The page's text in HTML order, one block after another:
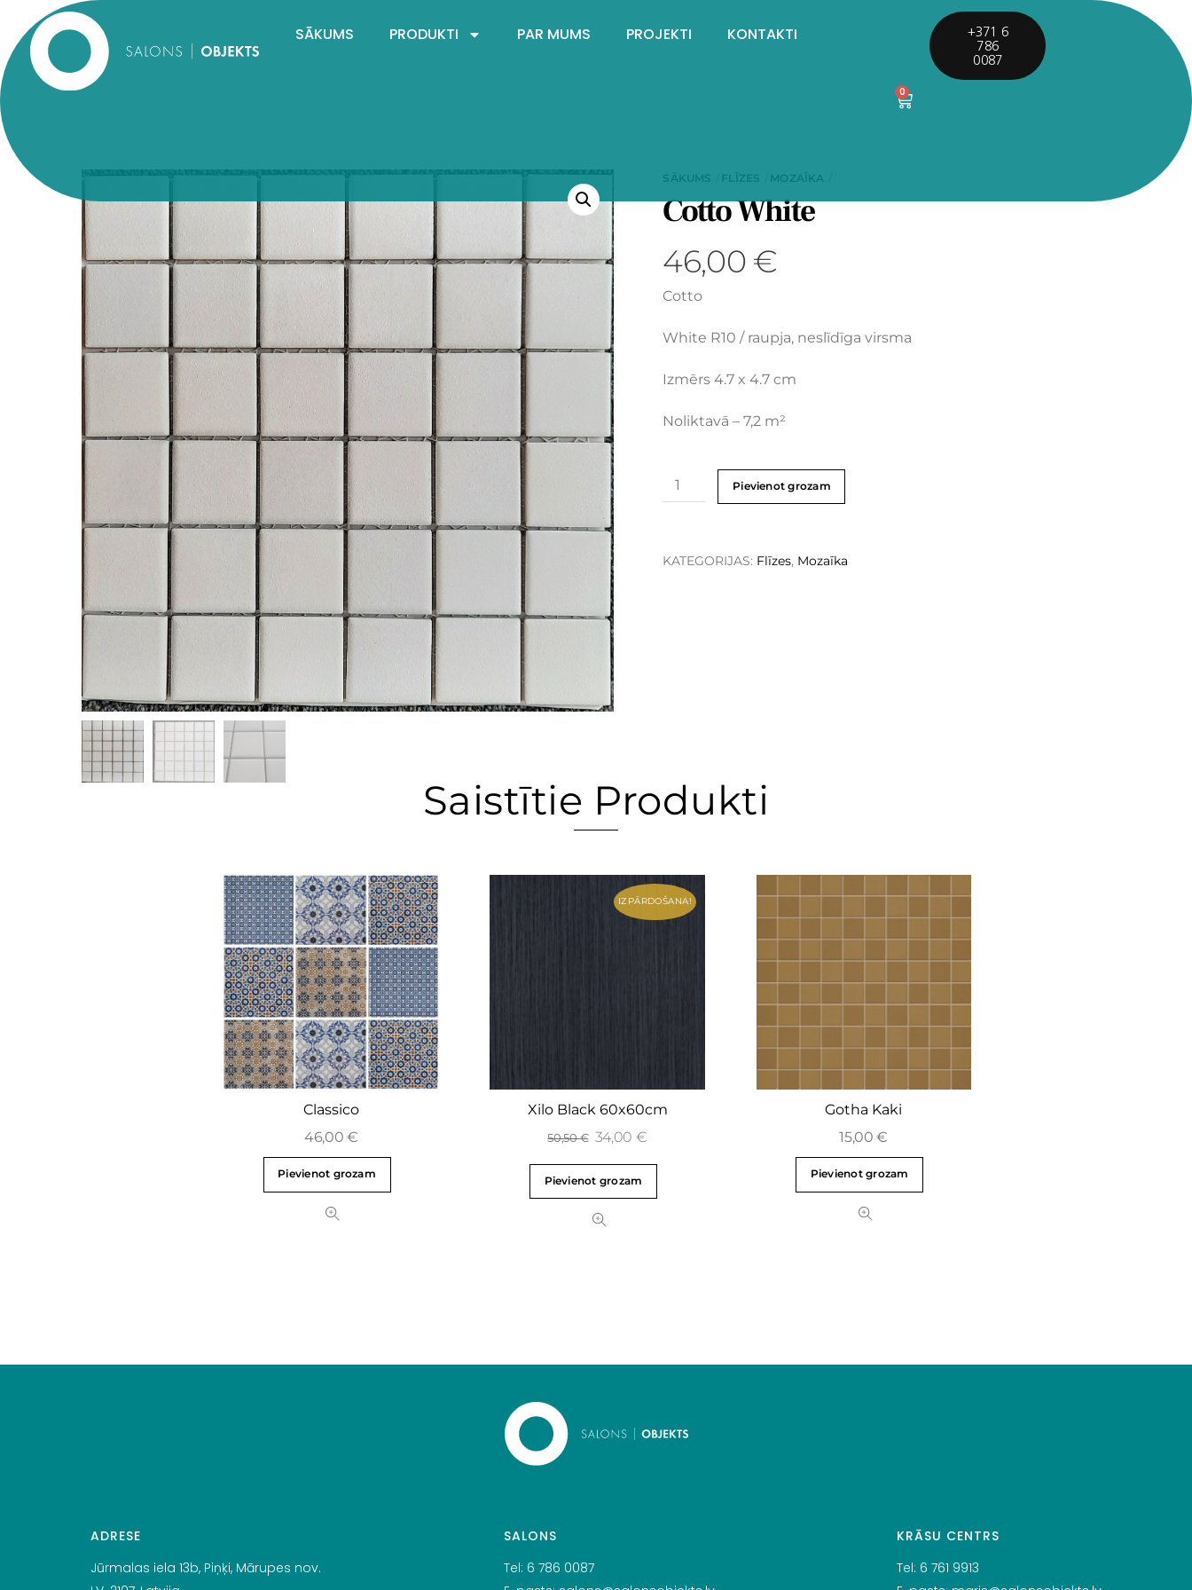
SĀKUMS PRODUKTI PAR MUMS PROJEKTI KONTAKTI
0
+371 6
786
0087
SĀKUMS FLĪZES MOZAĪKA
Cotto White
46,00 €
Cotto
White R10 / raupja, neslīdīga virsma
Izmērs 4.7 x 4.7 cm
Noliktavā – 7,2 m²
Pievienot grozam
KATEGORIJAS: Flīzes, Mozaīka
Saistītie Produkti
Classico
46,00 €
Pievienot grozam
IZPĀRDOŠANA!
Xilo Black 60x60cm
50,50€ 34,00 €
Pievienot grozam
Gotha Kaki
15,00€
Pievienot grozam
ADRESE
Jūrmalas iela 13b, Piņķi, Mārupes nov.
SALONS
Tel: 6 786 0087
KRĀSU CENTRS
Tel: 6 761 9913